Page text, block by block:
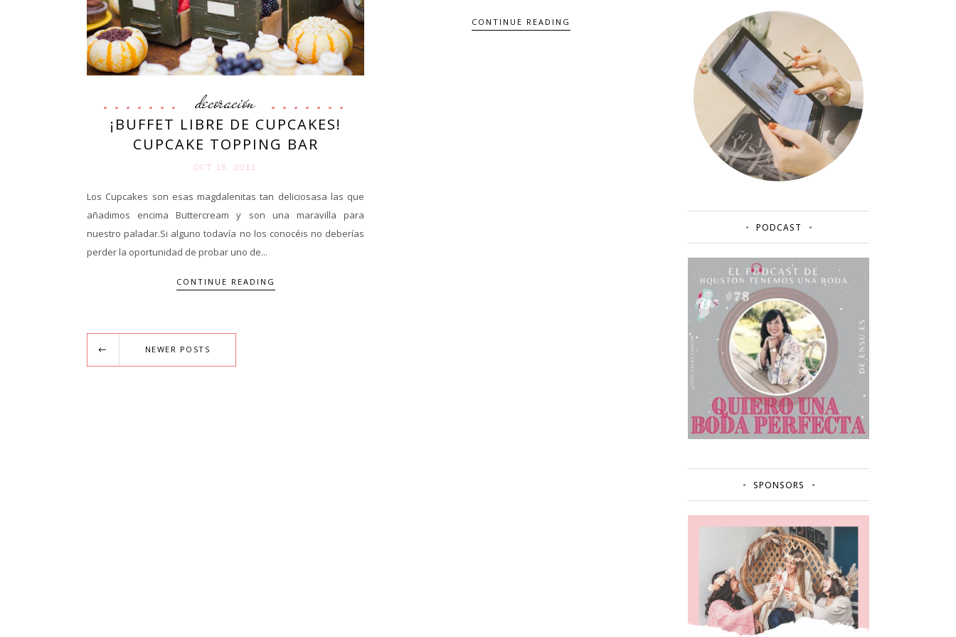
decoración
¡BUFFET LIBRE DE CUPCAKES!
CUPCAKE TOPPING BAR
OCT 18. 2011
Los Cupcakes son esas magdalenitas tan deliciosasa las que
añadimos encima Buttercream y son una maravilla para
nuestro paladar.Si alguno todavía no los conocéis no deberías
perder la oportunidad de probar uno de...
CONTINUE READING
CONTINUE READING
NEWER POSTS
PODCAST
SPONSORS